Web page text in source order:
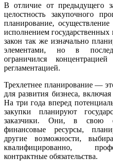
В отличие от предыдущего
целостность закупочного
планирование,
исполнением
закон так же изначально
элементами, но в
ограничился
регламентацией.
Трехлетнее планирование —
для развития бизнеса,
На три года вперед
закупки планируют
заказчики. Они, в свою
финансовые ресурсы,
другие возможности,
квалифицированно,
контрактные обязательства.